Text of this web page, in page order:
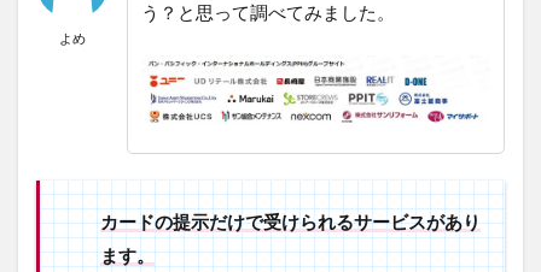
アプリ
「majica」
ジカ
アプ
リを
イン
よめ
う？と思って調べてみました。
カードの提示だけで受けられるサービスがあり
ます。